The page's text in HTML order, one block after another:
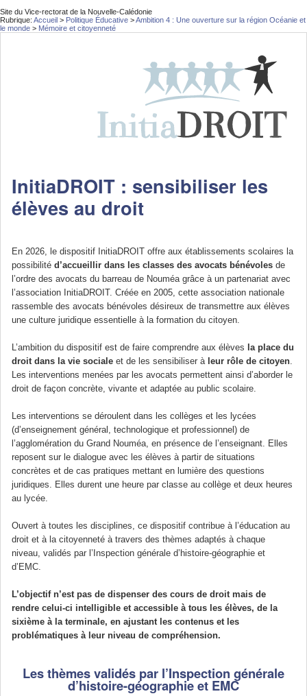
Site du Vice-rectorat de la Nouvelle-Calédonie
Rubrique: Accueil > Politique Éducative >Ambition 4 : Une ouverture sur la région Océanie et
le monde > Mémoire et citoyenneté
InitiaDROIT : sensibiliser les
élèves au droit
En 2026, le dispositif InitiaDROIT offre aux établissements scolaires la
possibilité d’accueillir dans les classes des avocats bénévoles de
l’ordre des avocats du barreau de Nouméa grâce à un partenariat avec
l’association InitiaDROIT. Créée en 2005, cette association nationale
rassemble des avocats bénévoles désireux de transmettre aux élèves
une culture juridique essentielle à la formation du citoyen.
L’ambition du dispositif est de faire comprendre aux élèves la place du
droit dans la vie sociale et de les sensibiliser à leur rôle de citoyen
Les interventions menées par les avocats permettent ainsi d’aborder le
droit de façon concrète, vivante et adaptée au public scolaire.
Les interventions se déroulent dans les collèges et les lycées
(d’enseignement général, technologique et professionnel) de
l’agglomération du Grand Nouméa, en présence de l’enseignant. Elles
reposent sur le dialogue avec les élèves à partir de situations
concrètes et de cas pratiques mettant en lumière des questions
juridiques. Elles durent une heure par classe au collège et deux heures
au lycée.
Ouvert à toutes les disciplines, ce dispositif contribue à l’éducation au
droit et à la citoyenneté à travers des thèmes adaptés à chaque
niveau, validés par l’Inspection générale d’histoire-géographie et
d’EMC.
L’objectif n’est pas de dispenser des cours de droit mais de
rendre celui-ci intelligible et accessible à tous les élèves, de la
sixième à la terminale, en ajustant les contenus et les
problématiques à leur niveau de compréhension.
Les thèmes validés par l’Inspection générale
d’histoire-géographie et EMC